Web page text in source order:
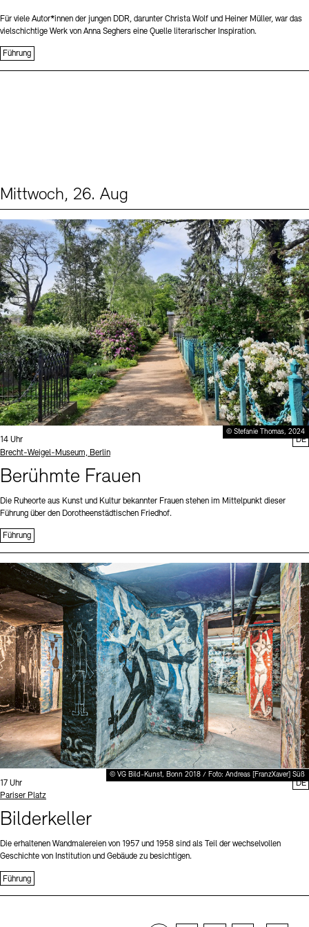
Für viele Autor*innen der jungen DDR, darunter Christa Wolf und Heiner Müller, war das
vielschichtige Werk von Anna Seghers eine Quelle literarischer Inspiration.
Führung
Mittwoch, 26. Aug
© Stefanie Thomas, 2024
Uhrzeit:
14 Uhr
Standort
Brecht-Weigel-Museum, Berlin
Berühmte Frauen
Die Ruheorte aus Kunst und Kultur bekannter Frauen stehen im Mittelpunkt dieser
Führung über den Dorotheenstädtischen Friedhof.
Führung
DE
© VG Bild-Kunst, Bonn 2018 / Foto: Andreas [FranzXaver] Süß
Uhrzeit:
17 Uhr
Standort
Pariser Platz
Bilderkeller
Die erhaltenen Wandmalereien von 1957 und 1958 sind als Teil der wechselvollen
Geschichte von Institution und Gebäude zu besichtigen.
Führung
DE